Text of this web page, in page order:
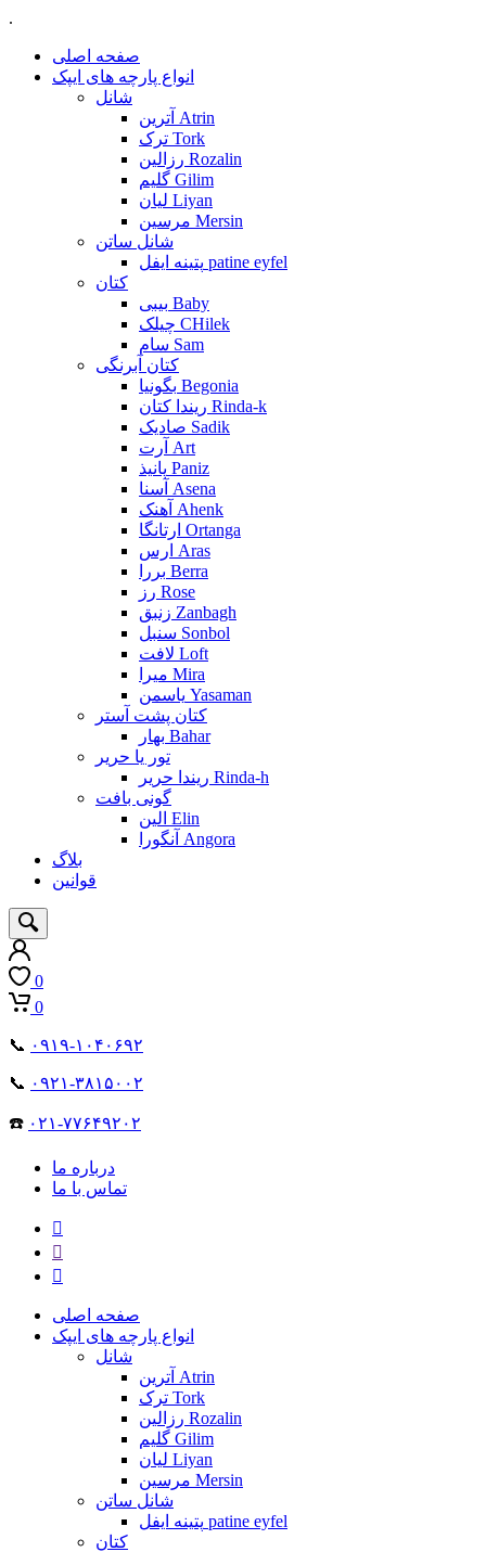
.
صفحه اصلی
انواع پارچه های ایپک
شانل
آترین Atrin
ترک Tork
رزالین Rozalin
گلیم Gilim
لیان Liyan
مرسین Mersin
شانل ساتن
پتینه ایفل patine eyfel
کتان
بیبی Baby
چیلک CHilek
سام Sam
کتان آبرنگی
بگونیا Begonia
ریندا کتان Rinda-k
صادیک Sadik
آرت Art
پانیذ Paniz
آسنا Asena
آهنک Ahenk
ارتانگا Ortanga
ارس Aras
بررا Berra
رز Rose
زنبق Zanbagh
سنبل Sonbol
لافت Loft
میرا Mira
یاسمن Yasaman
کتان پشت آستر
بهار Bahar
تور یا حریر
ریندا حریر Rinda-h
گونی بافت
الین Elin
آنگورا Angora
بلاگ
قوانین
0
0
📞 ۰۹۱۹-۱۰۴۰۶۹۲
📞 ۰۹۲۱-۳۸۱۵۰۰۲
☎️ ۰۲۱-۷۷۶۴۹۲۰۲
درباره ما
تماس با ما
صفحه اصلی
انواع پارچه های ایپک
شانل
آترین Atrin
ترک Tork
رزالین Rozalin
گلیم Gilim
لیان Liyan
مرسین Mersin
شانل ساتن
پتینه ایفل patine eyfel
کتان